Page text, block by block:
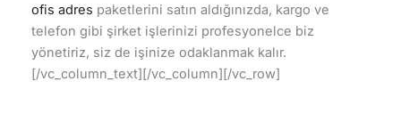
ofis adres paketlerini satın aldığınızda, kargo ve
telefon gibi şirket işlerinizi profesyonelce biz
yönetiriz, siz de işinize odaklanmak kalır.
[/vc_column_text][/vc_column][/vc_row]